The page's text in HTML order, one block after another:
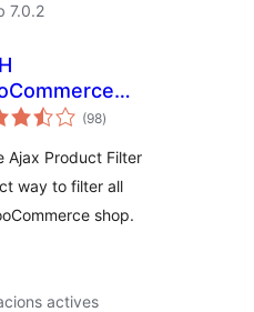
7.0.2
Product Filter
(98puntuacions
totals
)
Ajax Product Filter
way to filter all
shop.
actives